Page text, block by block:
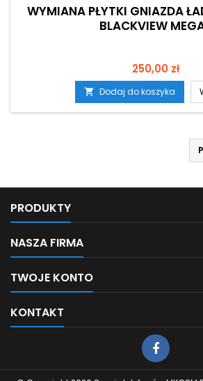
WYMIANA PŁYTKI GNIAZDA
BLACKVIEW
Cena
250,00 zł
 Dodaj do koszyka
PRODUKTY
NASZA FIRMA
TWOJE KONTO
KONTAKT